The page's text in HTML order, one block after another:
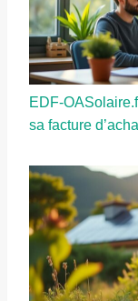
EDF-
sa facture